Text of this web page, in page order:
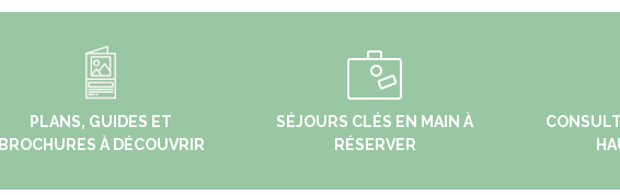
PLANS, GUIDES ET
BROCHURES À DÉCOUVRIR
SÉJOURS CLÉS EN MAIN À
RÉSERVER